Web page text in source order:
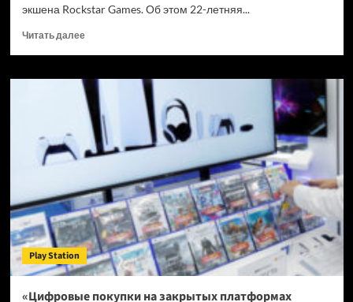
экшена Rockstar Games. Об этом 22-летняя...
Читать далееПрочитать
Звезда
сериала
«Очень
странные
дела»
Милли
Браун
оказалась
поклонницей
Grand
Theft
Auto
Play Station
«Цифровые покупки на закрытых платформах